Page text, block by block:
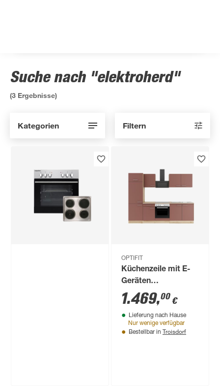
Suche nach "elektroherd"
(3 Ergebnisse)
Kategorien Filtern
OPTIFIT
Küchenzeile mit E-
Geräten
'OPTIkompakt
Bari407'
rostrot/eichefarben
270 cm
1.469,00 €
Lieferung nach Hause
Nur wenige verfügbar
Bestellbar in Troisdorf